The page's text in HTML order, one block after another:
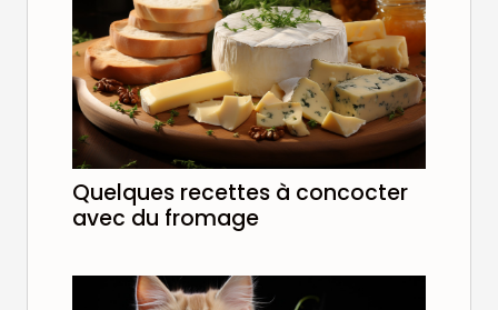
Quelques recettes à concocter
avec du fromage